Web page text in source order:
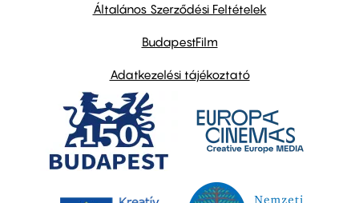
Általános Szerződési Feltételek
BudapestFilm
Adatkezelési tájékoztató